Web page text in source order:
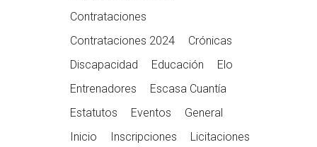
Contrataciones
Contrataciones 2024
Crónicas
Discapacidad
Educación
Elo
Entrenadores
Escasa Cuantía
Estatutos
Eventos
General
Inicio
Inscripciones
Licitaciones